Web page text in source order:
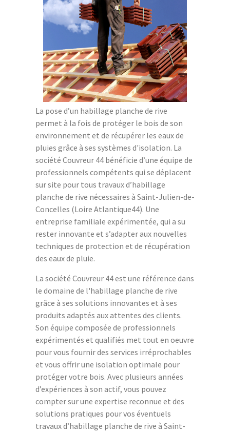
La pose d’un habillage planche de rive
permet à la fois de protéger le bois de son
environnement et de récupérer les eaux de
pluies grâce à ses systèmes d'isolation. La
société Couvreur 44 bénéficie d’une équipe de
professionnels compétents qui se déplacent
sur site pour tous travaux d’habillage
planche de rive nécessaires à Saint-Julien-de-
Concelles (Loire Atlantique44). Une
entreprise familiale expérimentée, qui a su
rester innovante et s’adapter aux nouvelles
techniques de protection et de récupération
des eaux de pluie.
La société Couvreur 44 est une référence dans
le domaine de l'habillage planche de rive
grâce à ses solutions innovantes et à ses
produits adaptés aux attentes des clients.
Son équipe composée de professionnels
expérimentés et qualifiés met tout en oeuvre
pour vous fournir des services irréprochables
et vous offrir une isolation optimale pour
protéger votre bois. Avec plusieurs années
d’expériences à son actif, vous pouvez
compter sur une expertise reconnue et des
solutions pratiques pour vos éventuels
travaux d’habillage planche de rive à Saint-